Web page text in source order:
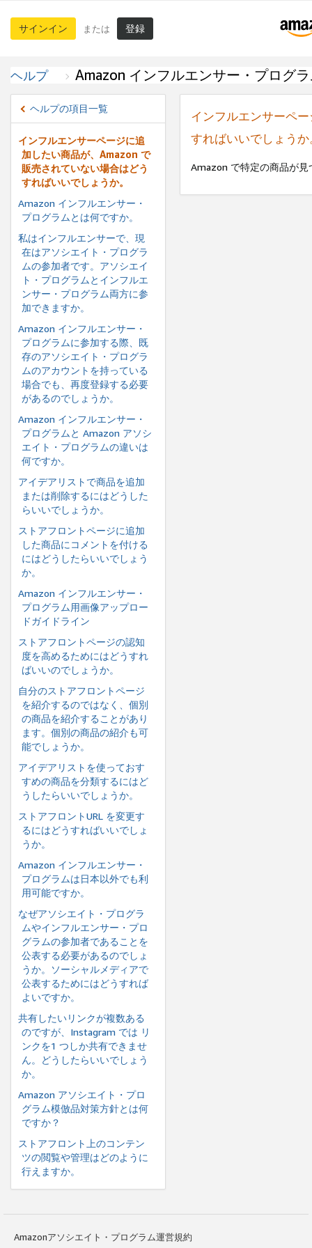
サインイン または 登録
ヘルプ Amazon インフルエンサー・プログ
ヘルプの項目一覧
インフルエンサーページに追
加したい商品が、Amazon で
販売されていない場合はどう
すればいいでしょうか。
Amazon インフルエンサー・
プログラムとは何ですか。
私はインフルエンサーで、現
在はアソシエイト・プログラ
ムの参加者です。アソシエイ
ト・プログラムとインフルエ
ンサー・プログラム両方に参
加できますか。
Amazon インフルエンサー・
プログラムに参加する際、既
存のアソシエイト・プログラ
ムのアカウントを持っている
場合でも、再度登録する必要
があるのでしょうか。
Amazon インフルエンサー・
プログラムと Amazon アソシ
エイト・プログラムの違いは
何ですか。
アイデアリストで商品を追加
または削除するにはどうした
らいいでしょうか。
ストアフロントページに追加
した商品にコメントを付ける
にはどうしたらいいでしょう
か。
Amazon インフルエンサー・
プログラム用画像アップロー
ドガイドライン
ストアフロントページの認知
度を高めるためにはどうすれ
ばいいのでしょうか。
自分のストアフロントページ
を紹介するのではなく、個別
の商品を紹介することがあり
ます。個別の商品の紹介も可
能でしょうか。
アイデアリストを使っておす
すめの商品を分類するにはど
うしたらいいでしょうか。
ストアフロントURL を変更す
るにはどうすればいいでしょ
うか。
Amazon インフルエンサー・
プログラムは日本以外でも利
用可能ですか。
なぜアソシエイト・プログラ
ムやインフルエンサー・プロ
グラムの参加者であることを
公表する必要があるのでしょ
うか。ソーシャルメディアで
公表するためにはどうすれば
よいですか。
共有したいリンクが複数ある
のですが、Instagram では リ
ンクを1 つしか共有できませ
ん。どうしたらいいでしょう
か。
Amazon アソシエイト・プロ
グラム模倣品対策方針とは何
ですか？
ストアフロント上のコンテン
ツの閲覧や管理はどのように
行えますか。
インフルエンサーペ
すればいいでしょうか
Amazon で特定の商品が
Amazonアソシエイト・プログラム運営規約